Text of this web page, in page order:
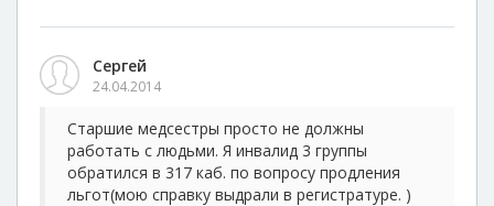
Сергей
24.04.2014
Старшие медсестры просто не должны
работать с людьми. Я инвалид 3 группы
обратился в 317 каб. по вопросу продления
льгот(мою справку выдрали в регистратуре. )